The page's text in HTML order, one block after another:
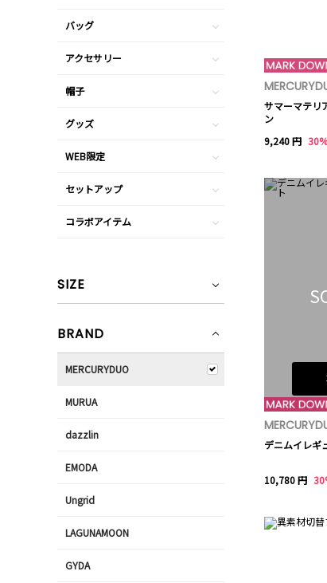
サマーマテリ
ン
9,240 円
デニムイレギ
10,780 円
バッグ
アクセサリー
帽子
グッズ
WEB限定
セットアップ
コラボアイテム
SIZE
BRAND
MERCURYDUO
MURUA
dazzlin
EMODA
Ungrid
LAGUNAMOON
GYDA